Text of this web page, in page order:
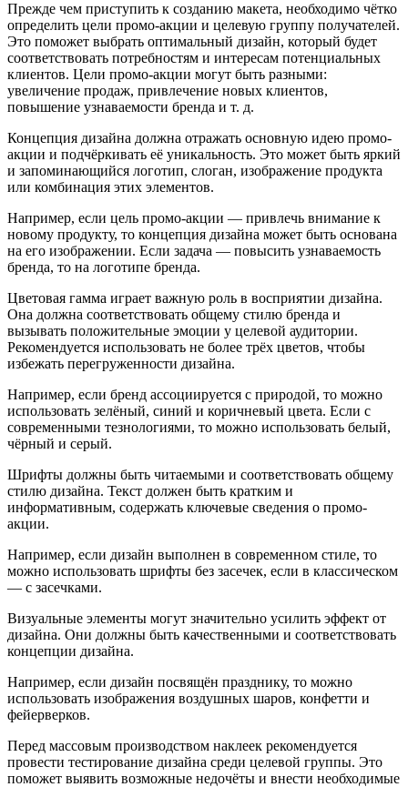
Прежде чем приступить к созданию макета, необходимо чётко
определить цели промо-акции и целевую группу получателей.
Это поможет выбрать оптимальный дизайн, который будет
соответствовать потребностям и интересам потенциальных
клиентов. Цели промо-акции могут быть разными:
увеличение продаж, привлечение новых клиентов,
повышение узнаваемости бренда и т. д.
Концепция дизайна должна отражать основную идею промо-
акции и подчёркивать её уникальность. Это может быть яркий
и запоминающийся логотип, слоган, изображение продукта
или комбинация этих элементов.
Например, если цель промо-акции — привлечь внимание к
новому продукту, то концепция дизайна может быть основана
на его изображении. Если задача — повысить узнаваемость
бренда, то на логотипе бренда.
Цветовая гамма играет важную роль в восприятии дизайна.
Она должна соответствовать общему стилю бренда и
вызывать положительные эмоции у целевой аудитории.
Рекомендуется использовать не более трёх цветов, чтобы
избежать перегруженности дизайна.
Например, если бренд ассоциируется с природой, то можно
использовать зелёный, синий и коричневый цвета. Если с
современными тезнологиями, то можно использовать белый,
чёрный и серый.
Шрифты должны быть читаемыми и соответствовать общему
стилю дизайна. Текст должен быть кратким и
информативным, содержать ключевые сведения о промо-
акции.
Например, если дизайн выполнен в современном стиле, то
можно использовать шрифты без засечек, если в классическом
— с засечками.
Визуальные элементы могут значительно усилить эффект от
дизайна. Они должны быть качественными и соответствовать
концепции дизайна.
Например, если дизайн посвящён празднику, то можно
использовать изображения воздушных шаров, конфетти и
фейерверков.
Перед массовым производством наклеек рекомендуется
провести тестирование дизайна среди целевой группы. Это
поможет выявить возможные недочёты и внести необходимые